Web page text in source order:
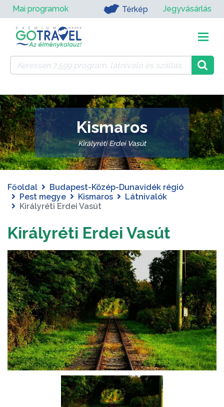
Mai programok Térkép Jegyvásárlás
Kismaros
Királyréti Erdei Vasút
Főoldal
Budapest-Közép-Dunavidék régió
Pest megye
Kismaros
Látnivalók
Királyréti Erdei Vasút
Királyréti Erdei Vasút